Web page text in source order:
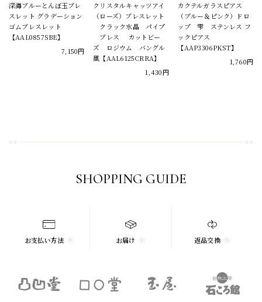
深海ブルーとんぼ玉ブレ
スレット グラデーション
ゴムブレスレット
【AAL0857SBE】
7,150円
クリスタルキャッツアイ
（ローズ）ブレスレット
クラック水晶 パイプ
ブレス カットビー
ズ ロジウム バングル
風【AAL6125CRRA】
1,430円
カクテルガラスピアス
（ブルー＆ピンク）ドロ
ップ 雫 ステンレス フ
ックピアス
【AAP3306PKST】
1,760円
SHOPPING GUIDE
お支払い方法 お届け 返品交換